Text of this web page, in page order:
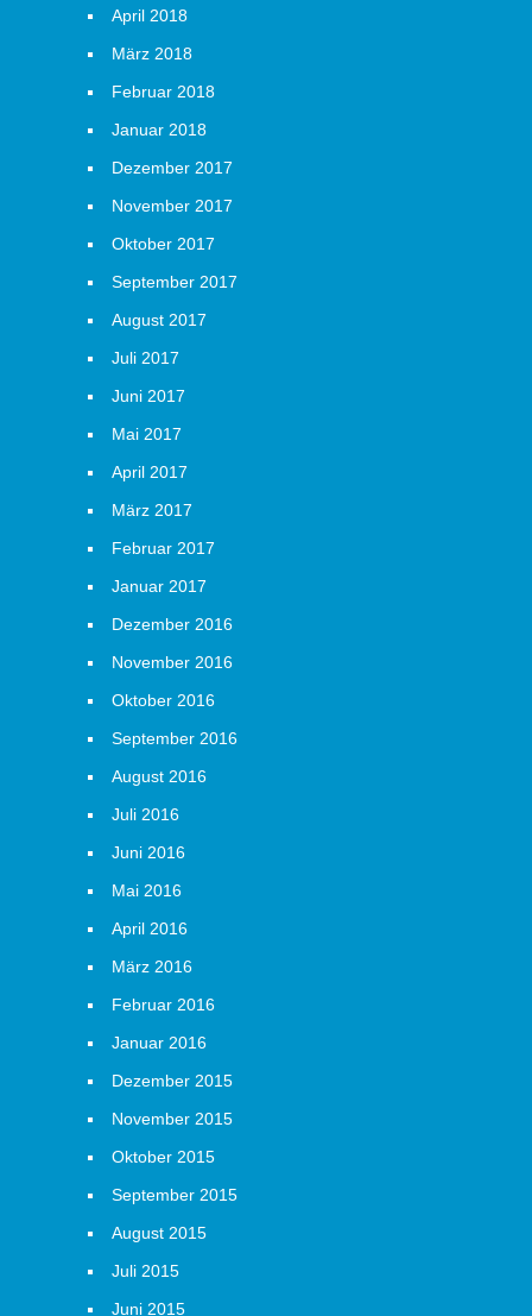
April 2018
März 2018
Februar 2018
Januar 2018
Dezember 2017
November 2017
Oktober 2017
September 2017
August 2017
Juli 2017
Juni 2017
Mai 2017
April 2017
März 2017
Februar 2017
Januar 2017
Dezember 2016
November 2016
Oktober 2016
September 2016
August 2016
Juli 2016
Juni 2016
Mai 2016
April 2016
März 2016
Februar 2016
Januar 2016
Dezember 2015
November 2015
Oktober 2015
September 2015
August 2015
Juli 2015
Juni 2015